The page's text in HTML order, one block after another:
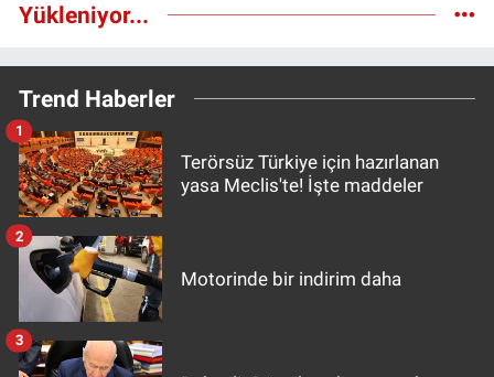
Yükleniyor...
Trend Haberler
Terörsüz Türkiye için hazırlanan
yasa Meclis'te! İşte maddeler
1
Motorinde bir indirim daha
2
3